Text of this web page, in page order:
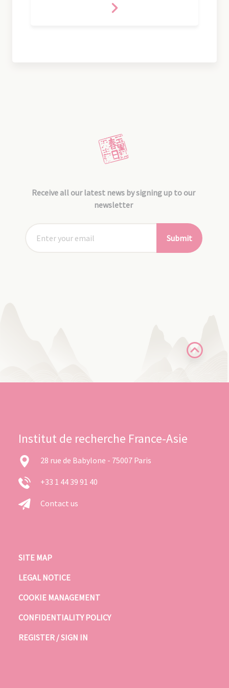
Receive all our latest news by signing up to our
newsletter
Submit
Institut de recherche France-Asie
28 rue de Babylone - 75007 Paris
+33 1 44 39 91 40
Contact us
SITE MAP
LEGAL NOTICE
COOKIE MANAGEMENT
CONFIDENTIALITY POLICY
REGISTER / SIGN IN